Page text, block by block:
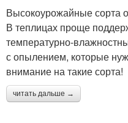
Высокоурожайные сорта
В теплицах проще
температурно-
с опылением, которые
внимание на такие сорта!
читать дальше →